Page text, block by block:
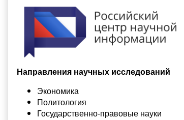
Направления научных исследований
Экономика
Политология
Государственно-правовые науки